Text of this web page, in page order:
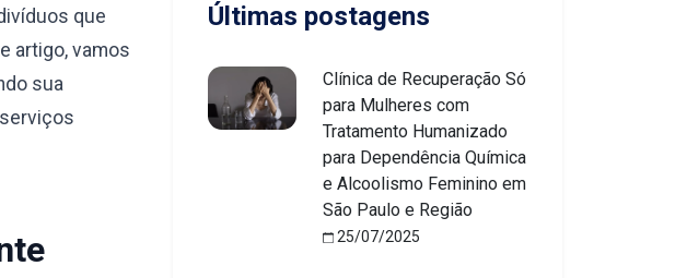
que
artigo, vamos
sua
Últimas postagens
Clínica de Recuperação Só
para Mulheres com
Tratamento Humanizado
para Dependência Química
e Alcoolismo Feminino em
São Paulo e Região
25/07/2025